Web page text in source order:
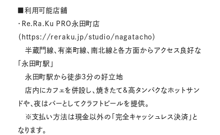
■利用可能店舗
・Re.Ra.Ku PRO永田町店
（https://reraku.jp/studio/nagatacho）
半蔵門線、有楽町線、南北線と各方面からアクセス良好な
「永田町駅」
永田町駅から徒歩3分の好立地
店内にカフェを併設し、焼きたて&高タンパクなホットサン
ドや、夜はバーとしてクラフトビールを提供。
※支払い方法は現金以外の「完全キャッシュレス決済」と
なります。